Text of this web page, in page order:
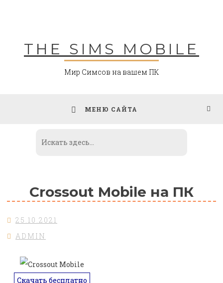
THE SIMS MOBILE
Мир Симсов на вашем ПК
МЕНЮ САЙТА
Crossout Mobile на ПК
25.10.2021
ADMIN
Скачать бесплатно